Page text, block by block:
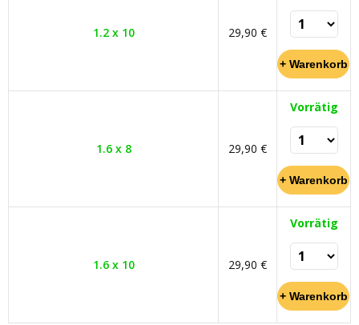
1.2 x 10 29,90 €
1.6 x 8 29,90 €
Vorrätig
1.6 x 10 29,90 €
Vorrätig